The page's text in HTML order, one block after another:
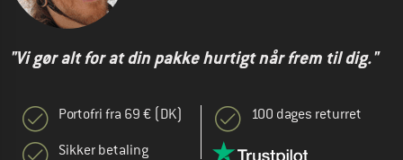
"Vi gør alt for at din pakke hurtigt når frem til dig."
Portofri fra 69 € (DK)
Sikker betaling
100 dages returret